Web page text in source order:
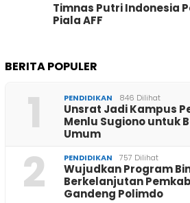
Timnas Putri Indonesia
Piala AFF
BERITA POPULER
1 PENDIDIKAN 846 Dilihat
Unsrat Jadi Kampus
Menlu Sugiono untuk
Umum
2 PENDIDIKAN 757 Dilihat
Wujudkan Program
Berkelanjutan
Gandeng Polimdo